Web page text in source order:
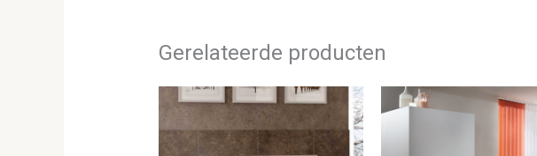
Gerelateerde producten